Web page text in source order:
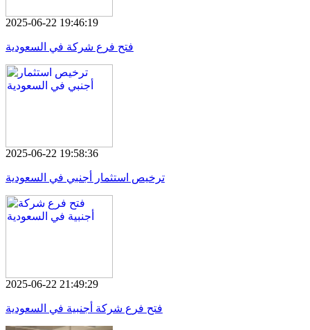
2025-06-22 19:46:19
فتح فرع شركة في السعودية
2025-06-22 19:58:36
ترخيص استثمار أجنبي في السعودية
2025-06-22 21:49:29
فتح فرع شركة أجنبية في السعودية